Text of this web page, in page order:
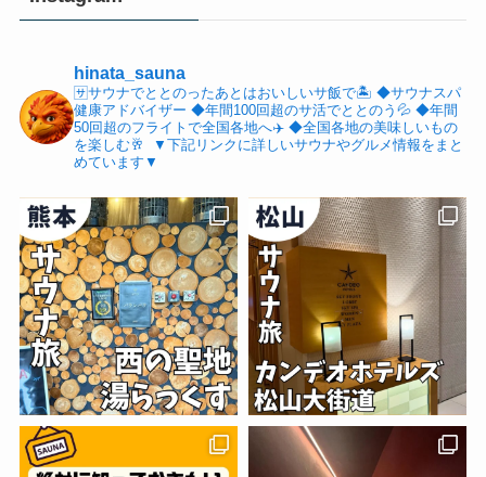
hinata_sauna
🈂️サウナでととのったあとはおいしいサ飯で🏝️ ⁡◆サウナスパ
健康アドバイザー ◆年間100回超のサ活でととのう💦◆年間
50回超のフライトで全国各地へ✈️◆全国各地の美味しいもの
を楽しむ🥂
▼下記リンクに詳しいサウナやグルメ情報をまと
めています▼